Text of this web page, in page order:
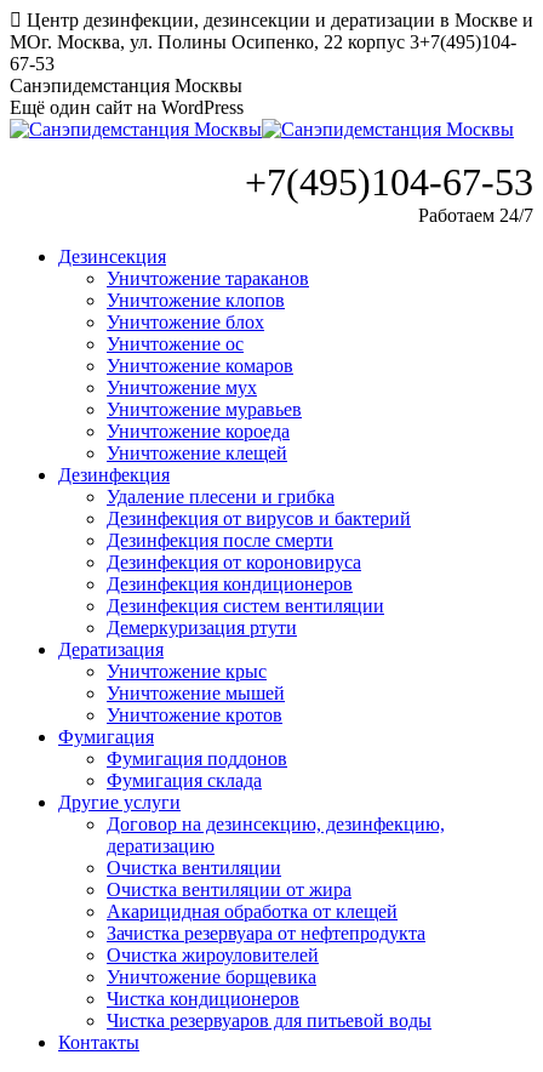
Перейти
к
содержанию
Центр дезинфекции, дезинсекции и дератизации в Москве и
МОг. Москва, ул. Полины Осипенко, 22 корпус 3+7(495)104-
67-53
Санэпидемстанция Москвы
Ещё один сайт на WordPress
+7(495)104-67-53
Работаем 24/7
Дезинсекция
Уничтожение тараканов
Уничтожение клопов
Уничтожение блох
Уничтожение ос
Уничтожение комаров
Уничтожение мух
Уничтожение муравьев
Уничтожение короеда
Уничтожение клещей
Дезинфекция
Удаление плесени и грибка
Дезинфекция от вирусов и бактерий
Дезинфекция после смерти
Дезинфекция от короновируса
Дезинфекция кондиционеров
Дезинфекция систем вентиляции
Демеркуризация ртути
Дератизация
Уничтожение крыс
Уничтожение мышей
Уничтожение кротов
Фумигация
Фумигация поддонов
Фумигация склада
Другие услуги
Договор на дезинсекцию, дезинфекцию,
дератизацию
Очистка вентиляции
Очистка вентиляции от жира
Акарицидная обработка от клещей
Зачистка резервуара от нефтепродукта
Очистка жироуловителей
Уничтожение борщевика
Чистка кондиционеров
Чистка резервуаров для питьевой воды
Контакты